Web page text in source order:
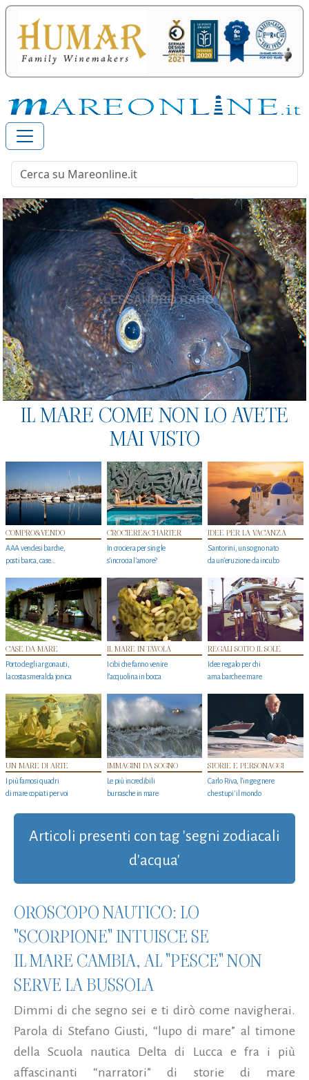
IL MARE COME NON LO AVETE
MAI VISTO
COMPRO&VENDO
AAA vendesi barche,
posti barca, case…
CROCIERE&CHARTER
In crociera per single
s'incrocia l’amore?
IDEE PER LA VACANZA
Santorini, un sogno nato
da un’eruzione da incubo
CASE DA MARE
Porto degli argonauti,
la costa smeralda jonica
IL MARE IN TAVOLA
I cibi che fanno venire
l’acquolina in bocca
REGALI SOTTO IL SOLE
Idee regalo per chi
ama barche e mare
UN MARE DI ARTE
I più famosi quadri
di mare copiati per voi
IMMAGINI DA SOGNO
Le più incredibili
burrasche in mare
STORIE E PERSONAGGI
Carlo Riva, l’ingegnere
che stupi' il mondo
Articoli presenti con tag 'segni zodiacali
d'acqua'
OROSCOPO NAUTICO: LO
"SCORPIONE" INTUISCE SE
IL MARE CAMBIA, AL "PESCE" NON
SERVE LA BUSSOLA
Dimmi di che segno sei e ti dirò come navigherai.
Parola di Stefano Giusti, “lupo di mare” al timone
della Scuola nautica Delta di Lucca e fra i più
affascinanti “narratori” di storie di mare